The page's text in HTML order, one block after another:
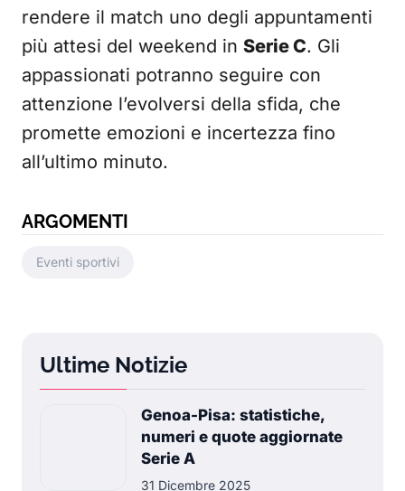
rendere il match uno degli appuntamenti
più attesi del weekend in Serie C. Gli
appassionati potranno seguire con
attenzione l’evolversi della sfida, che
promette emozioni e incertezza fino
all’ultimo minuto.
ARGOMENTI
Eventi sportivi
Ultime Notizie
Genoa-Pisa: statistiche,
numeri e quote aggiornate
Serie A
31 Dicembre 2025